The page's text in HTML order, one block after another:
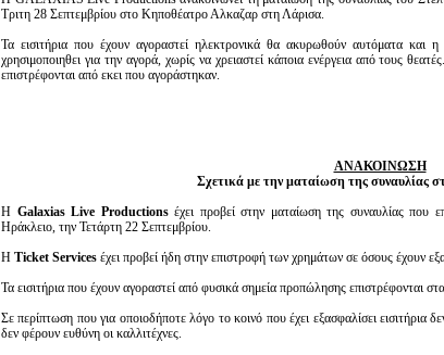
Είσοδος διαχειριστή
Τριτη 28 Σεπτεμβρίου στο Κηποθέατρο Αλκαζαρ στη Λάρισα.
Τα εισιτήρια που έχουν αγοραστεί ηλεκτρονικά θα ακυρωθούν αυτόματα και
χρησιμοποιηθει για την αγορά, χωρίς να χρειαστεί κάποια ενέργεια από τους
επιστρέφονται από εκει που αγοράστηκαν.
ΑΝΑΚΟΙΝΩΣΗ
Σχετικά με την ματαίωση της συναυλίας
Η Galaxias Live Productionsέχει προβεί στην ματαίωση της συναυλίας που
Ηράκλειο, την Τετάρτη 22 Σεπτεμβρίου.
Η Ticket Services έχει προβεί ήδη στην επιστροφή των χρημάτων σε όσους έχουν
Τα εισιτήρια που έχουν αγοραστεί από φυσικά σημεία προπώλησης επιστρέφονται
Σε περίπτωση που για οποιοδήποτε λόγο το κοινό που έχει εξασφαλίσει εισιτήρια
δεν φέρουν ευθύνη οι καλλιτέχνες.